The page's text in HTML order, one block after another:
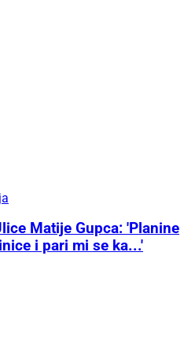
Matije Gupca: 'Planine
i pari mi se ka...'